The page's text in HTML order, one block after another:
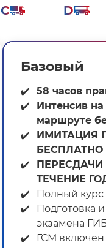
C D
Базовый
58 часов
Интенсив
маршруте
ИМИТАЦИЯ
БЕСПЛАТНО
ПЕРЕСДАЧИ
ТЕЧЕНИЕ
Полный курс
Подготовка
экзамена
ГСМ включен⁣⁣